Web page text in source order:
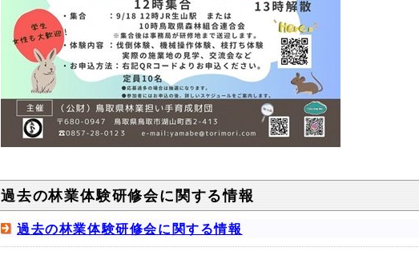
過去の林業体験研修会に関する情報
過去の林業体験研修会に関する情報